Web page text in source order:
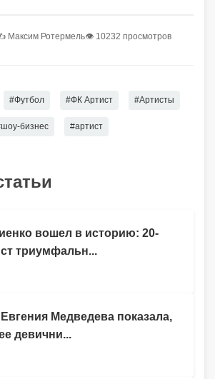
Максим Ротермель👁 10232 просмотров
#Футбол #ФК Артист #Артисты
бизнес #артист
вошел в историю: 20-
триумфальн...
Медведева показала,
девични...